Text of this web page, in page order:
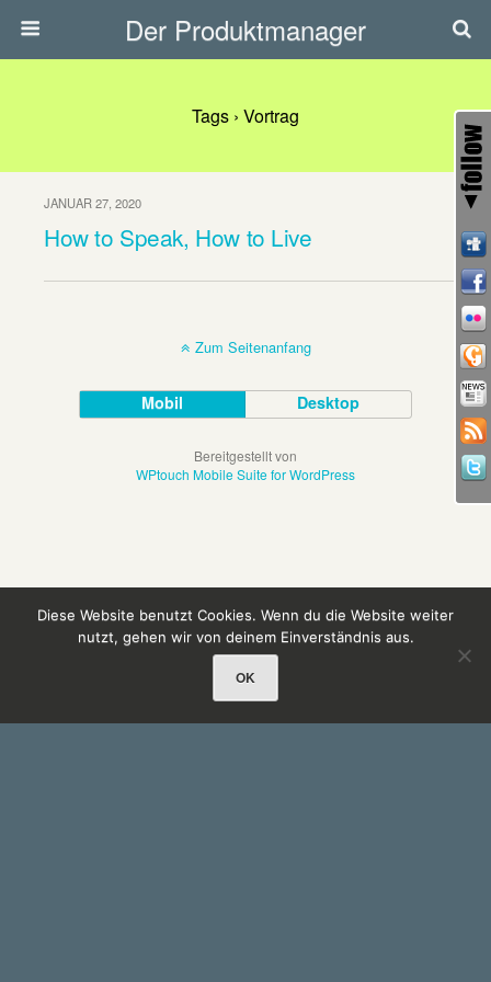
Der Produktmanager
Tags › Vortrag
JANUAR 27, 2020
How to Speak, How to Live
Zum Seitenanfang
Mobil Desktop
Bereitgestellt von
WPtouch Mobile Suite for WordPress
Diese Website benutzt Cookies. Wenn du die Website weiter
nutzt, gehen wir von deinem Einverständnis aus.
OK